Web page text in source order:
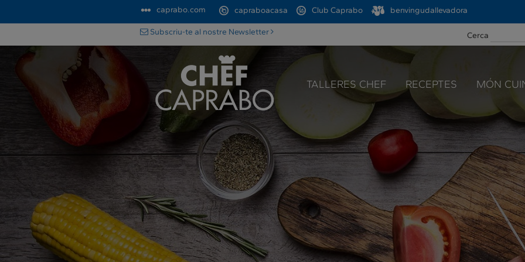
caprabo.com capraboacasa Club Caprabo benvingudallevadora
Subscriu-te al nostre Newsletter Cerca
TALLERES CHEF RECEPTES MÓN